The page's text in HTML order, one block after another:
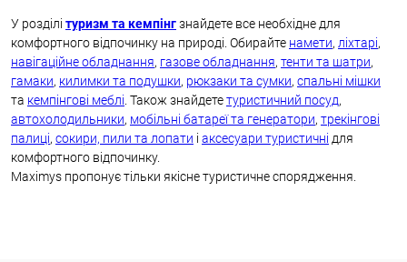
У розділі туризм та кемпінгзнайдете все необхідне для
комфортного відпочинку на природі. Обирайте намети, ліхтарі,
навігаційне обладнання, газове обладнання, тенти та шатри,
гамаки, килимки та подушки, рюкзаки та сумки, спальні мішки
та кемпінгові меблі . Також знайдететуристичний посуд,
автохолодильники, мобільні батареї та генератори, трекінгові
палиці, сокири, пили та лопати і аксесуари туристичні для
комфортного відпочинку.
Maximys пропонує тільки якісне туристичне спорядження.